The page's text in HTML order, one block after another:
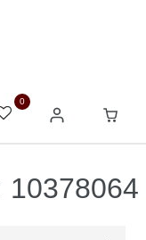
0
10378064